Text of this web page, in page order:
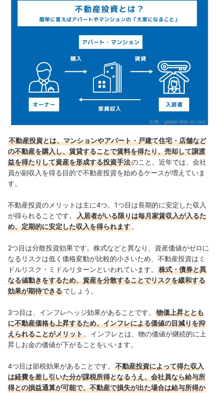
出典： global-link-m.com
不動産投資とは、マンションやアパート・戸建て住宅・店舗など
の不動産を購入し、賃貸することで賃料を得たり、売却して譲渡
益を得たりして資産を形成する投資手法のこと。近年では、会社
員が副収入を得る目的で不動産投資を始めるケースが増えていま
す。
不動産投資のメリットは主に4つ。1つ目は長期的に安定した収入
が得られることです。
入居者がいる限りは毎月家賃収入が入るた
め、定期的に安定した収入を得られます 。
2つ目は分散投資効果です。株式などと異なり、資産価値がゼロに
なるリスクは低く価格変動が比較的小さいため、不動産投資はミ
ドルリスク・ミドルリターンといわれています。
株式・債券と異
なる値動きをするため、資産を分散することでリスクを緩和する
効果が期待できるでしょう。
3つ目は、インフレヘッジ効果があることです。
物価上昇ととも
に不動産価格も上昇するため、インフレによる価値の目減りを抑
えられることがメリット 。インフレとは、物の価値が継続的に上
昇しお金の価値が下がることをいいます。
4つ目は節税効果があることです。
不動産投資によって得た収入
は経費を差し引いた分が課税所得となるうえ、会社員なら給与所
得との損益通算が可能で、不動産で損失が出た場合は給与所得か